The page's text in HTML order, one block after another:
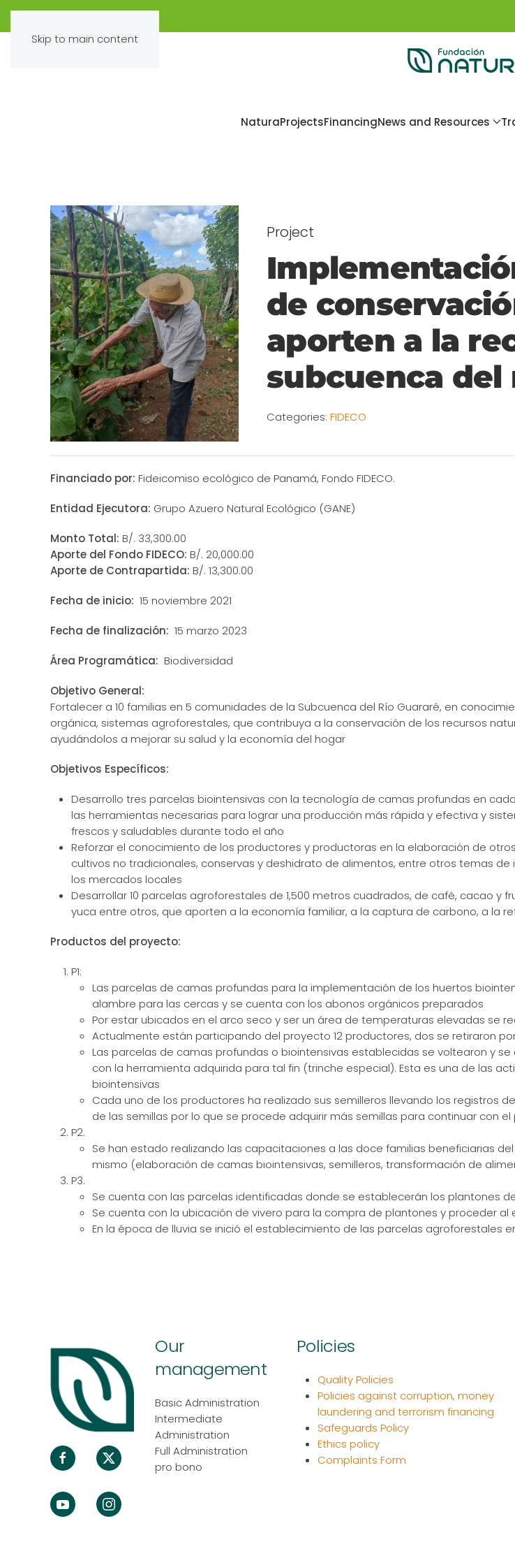
Skip to main content
NaturaProjectsFinancingNews and Resources
Project
de
aporten a la
subcuenca del
Categories: FIDECO
Financiado por: Fideicomiso ecológico de Panamá, Fondo FIDECO.
Entidad Ejecutora: Grupo Azuero Natural Ecológico (GANE)
Monto Total: B/. 33,300.00
Aporte del Fondo FIDECO: B/. 20,000.00
Aporte de Contrapartida: B/. 13,300.00
Fecha de inicio: 15 noviembre 2021
Fecha de finalización: 15 marzo 2023
Área Programática: Biodiversidad
Objetivo General:
Fortalecer a 10 familias en 5 comunidades de la Subcuenca del Río Guararé, en
orgánica, sistemas agroforestales, que contribuya a la conservación de los recursos
ayudándolos a mejorar su salud y la economía del hogar
Objetivos Específicos:
Desarrollo tres parcelas biointensivas con la tecnología de camas profundas en
las herramientas necesarias para lograr una producción más rápida y efectiva y
frescos y saludables durante todo el año
Reforzar el conocimiento de los productores y productoras en la elaboración de
cultivos no tradicionales, conservas y deshidrato de alimentos, entre otros temas
los mercados locales
Desarrollar 10 parcelas agroforestales de 1,500 metros cuadrados, de café, cacao
yuca entre otros, que aporten a la economía familiar, a la captura de carbono, a la
Productos del proyecto:
P1:
Las parcelas de camas profundas para la implementación de los huertos
alambre para las cercas y se cuenta con los abonos orgánicos preparados
Por estar ubicados en el arco seco y ser un área de temperaturas elevadas se
Actualmente están participando del proyecto 12 productores, dos se retiraron
Las parcelas de camas profundas o biointensivas establecidas se voltearon y
con la herramienta adquirida para tal fin (trinche especial). Esta es una de las
biointensivas
Cada uno de los productores ha realizado sus semilleros llevando los registros
de las semillas por lo que se procede adquirir más semillas para continuar con el
P2.
Se han estado realizando las capacitaciones a las doce familias beneficiarias
mismo (elaboración de camas biointensivas, semilleros, transformación de
P3.
Se cuenta con las parcelas identificadas donde se establecerán los plantones
Se cuenta con la ubicación de vivero para la compra de plantones y proceder
En la época de lluvia se inició el establecimiento de las parcelas agroforestales
Our
management
Basic Administration
Intermediate
Administration
Full Administration
pro bono
Policies
Quality Policies
Policies against corruption, money
laundering and terrorism financing
Safeguards Policy
Ethics policy
Complaints Form